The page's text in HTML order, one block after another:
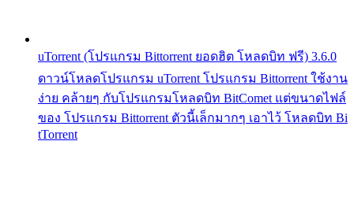
uTorrent (โปรแกรม Bittorrent ยอดฮิต โหลดบิท ฟรี) 3.6.0
ดาวน์โหลดโปรแกรม uTorrent โปรแกรม Bittorrent ใช้งาน
ง่าย คล้ายๆ กับโปรแกรมโหลดบิท BitComet แต่ขนาดไฟล์
ของ โปรแกรม Bittorrent ตัวนี้เล็กมากๆ เอาไว้ โหลดบิท Bi
tTorrent